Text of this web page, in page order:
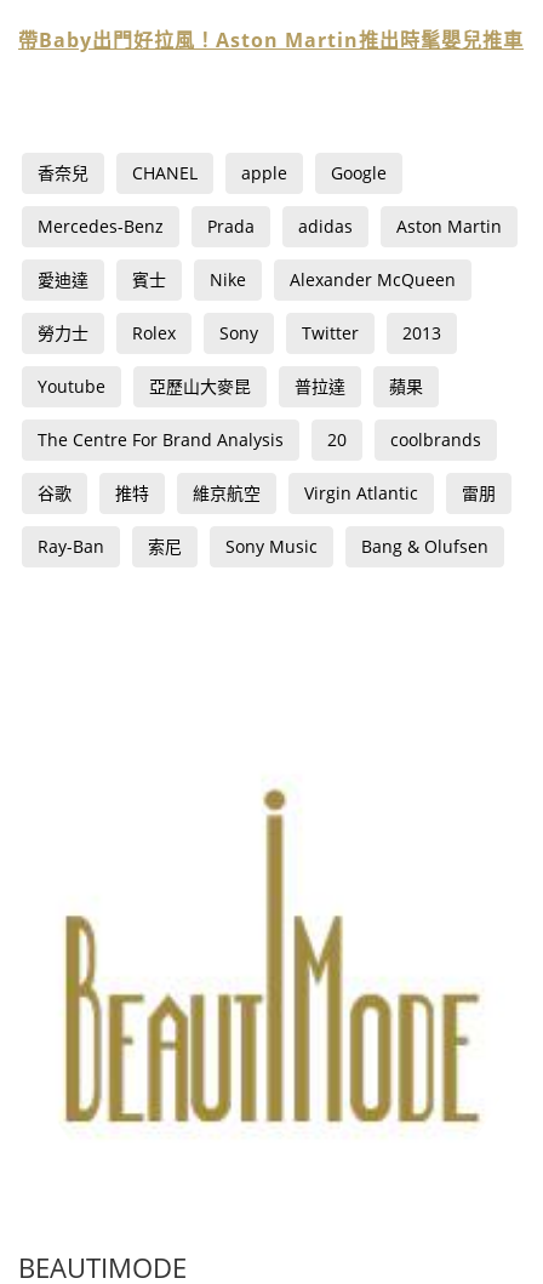
帶Baby出門好拉風！Aston Martin推出時髦嬰兒推車
香奈兒 CHANEL apple Google
Mercedes-Benz Prada adidas Aston Martin
愛迪達 賓士 Nike Alexander McQueen
勞力士 Rolex Sony Twitter 2013
Youtube 亞歷山大麥昆 普拉達 蘋果
The Centre For Brand Analysis 20 coolbrands
谷歌 推特 維京航空 Virgin Atlantic 雷朋
Ray-Ban 索尼 Sony Music Bang & Olufsen
BEAUTIMODE